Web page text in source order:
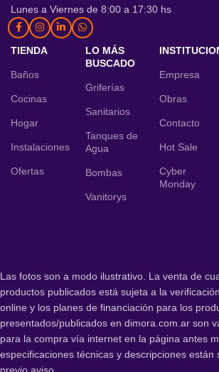
Lunes a Viernes de 8:00 a 17:30 hs
TIENDA
Baños
Cocinas
Hogar
Instalaciones
Ofertas
LO MÁS
BUSCADO
Griferías
Sanitarios
Tanques de
Agua
Bombas
Vanitorys
Empresa
Obras
Contacto
Hot Sale
Cyber
Monday
Las fotos son a modo ilustrativo. La venta de
productos publicados está sujeta a la
online y los planes de financiación para los
presentados/publicados en dimora.com.ar son
para la compra vía internet en la página antes
especificaciones técnicas y descripciones están
previo aviso.